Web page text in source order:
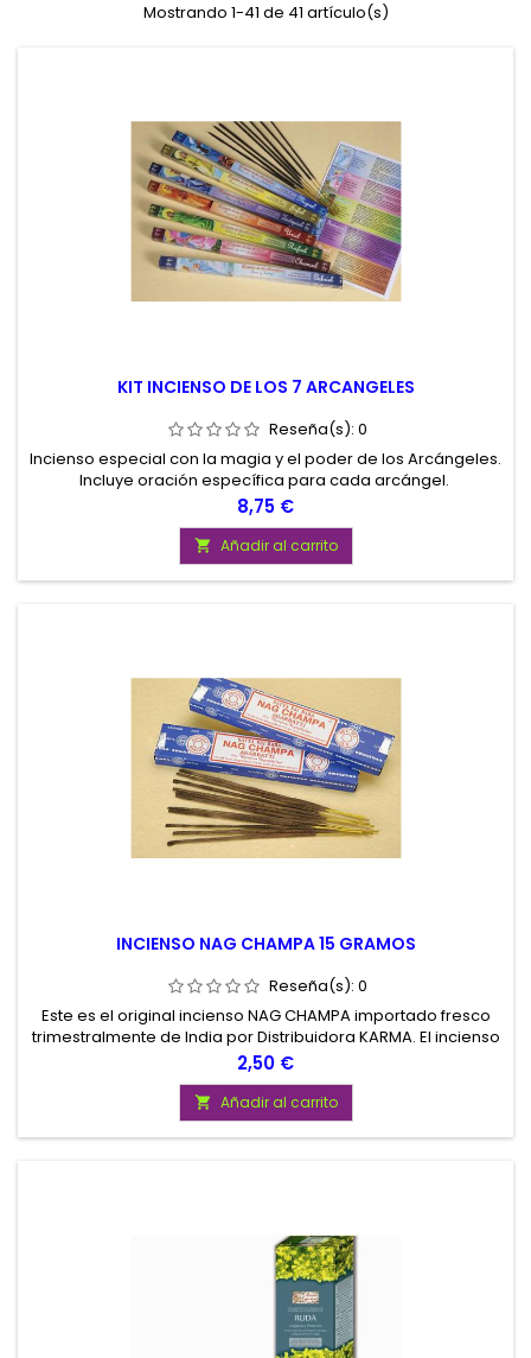
Mostrando 1-41 de 41 artículo(s)
KIT INCIENSO DE LOS 7 ARCANGELES
Reseña(s): 0
Incienso especial con la magia y el poder de los Arcángeles.
Incluye oración específica para cada arcángel.
Precio
8,75 €
 Añadir al carrito
INCIENSO NAG CHAMPA 15 GRAMOS
Reseña(s): 0
Este es el original incienso NAG CHAMPA importado fresco
trimestralmente de India por Distribuidora KARMA. El incienso
NAG CHAMPA, elaborado según la técnica MASSALA,
contiene diferentes resinas entre las que destaca una
derivada de la flor de Champa.
Precio
2,50 €
 Añadir al carrito